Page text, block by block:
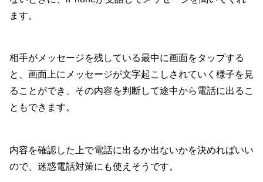
ます。
相手がメッセージを残している最中に画面をタップする
と、画面上にメッセージが文字起こしされていく様子を見
ることができ、その内容を判断して途中から電話に出るこ
ともできます。
内容を確認した上で電話に出るか出ないかを決めればいい
ので、迷惑電話対策にも使えそうです。